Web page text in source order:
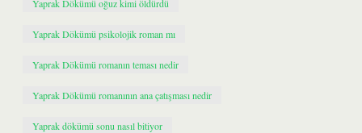
Yaprak Dökümü oğuz kimi öldürdü
Yaprak Dökümü psikolojik roman mı
Yaprak Dökümü romanın teması nedir
Yaprak Dökümü romanının ana çatışması nedir
Yaprak dökümü sonu nasıl bitiyor